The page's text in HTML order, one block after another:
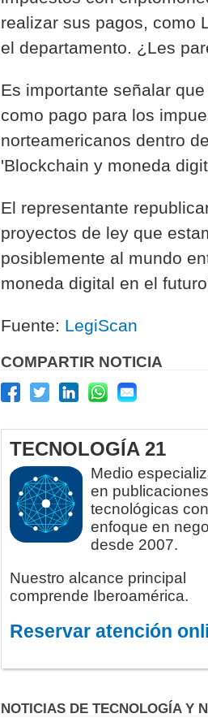
realizar sus pagos, como
el departamento. ¿Les
Es importante señalar
como pago para los
norteamericanos dentro
'Blockchain y moneda
El representante
proyectos de ley que
posiblemente al mundo
moneda digital en el
Fuente: LegiScan
COMPARTIR NOTICIA
TECNOLOGÍA 21
Medio
en publicaciones
tecnológicas con
enfoque en
desde 2007.
Nuestro alcance principal
comprende Iberoamérica.
Reservar atención
NOTICIAS DE TECNOLOGÍA Y